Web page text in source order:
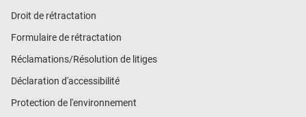
Droit de rétractation
Formulaire de rétractation
Réclamations/Résolution de litiges
Déclaration d'accessibilité
Protection de l'environnement